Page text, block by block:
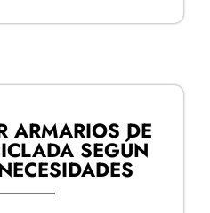
ARMARIOS DE
SEGÚN